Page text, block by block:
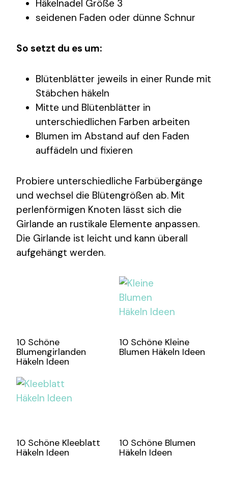
Häkelnadel Größe 3
seidenen Faden oder dünne Schnur
So setzt du es um:
Blütenblätter jeweils in einer Runde mit
Stäbchen häkeln
Mitte und Blütenblätter in
unterschiedlichen Farben arbeiten
Blumen im Abstand auf den Faden
auffädeln und fixieren
Probiere unterschiedliche Farbübergänge
und wechsel die Blütengrößen ab. Mit
perlenförmigen Knoten lässt sich die
Girlande an rustikale Elemente anpassen.
Die Girlande ist leicht und kann überall
aufgehängt werden.
10 Schöne
Blumengirlanden
Häkeln Ideen
10 Schöne Kleine
Blumen Häkeln Ideen
10 Schöne Kleeblatt
Häkeln Ideen
10 Schöne Blumen
Häkeln Ideen